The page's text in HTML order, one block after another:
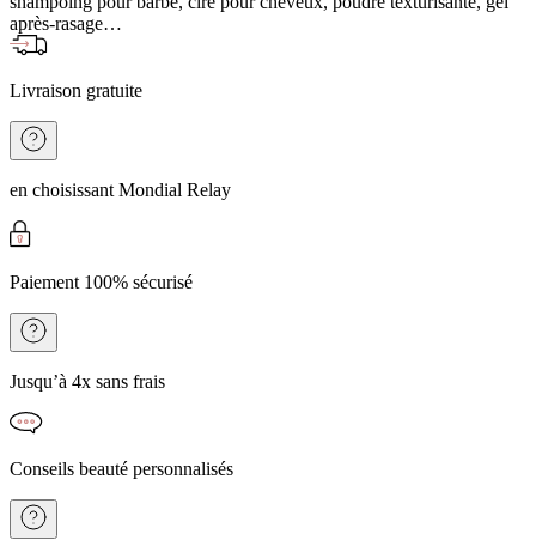
après-rasage…
Livraison gratuite
en choisissant Mondial Relay
Paiement 100% sécurisé
Jusqu’à 4x sans frais
Conseils beauté personnalisés